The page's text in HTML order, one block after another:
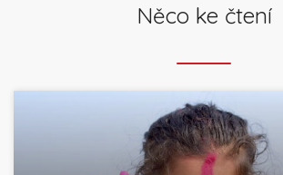
Něco ke čtení